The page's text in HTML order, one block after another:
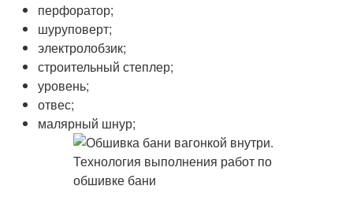
перфоратор;
шуруповерт;
электролобзик;
строительный степлер;
уровень;
отвес;
малярный шнур;